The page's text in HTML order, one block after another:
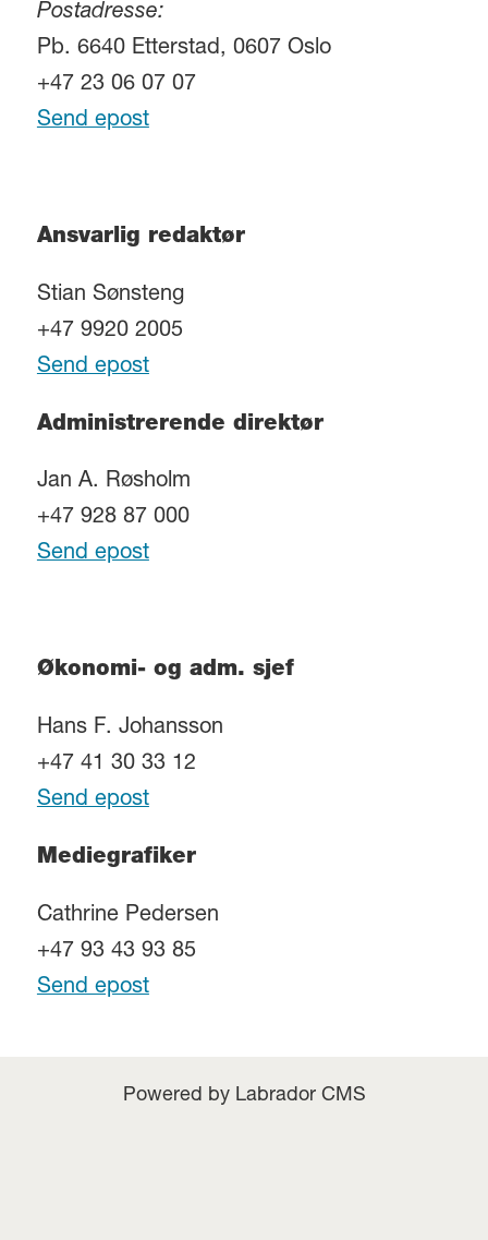
Postadresse:
Pb. 6640 Etterstad, 0607 Oslo
+47 23 06 07 07
Send epost
Ansvarlig redaktør
Stian Sønsteng
+47 9920 2005
Send epost
Administrerende direktør
Jan A. Røsholm
+47 928 87 000
Send epost
Økonomi- og adm. sjef
Hans F. Johansson
+47 41 30 33 12
Send epost
Mediegrafiker
Cathrine Pedersen
+47 93 43 93 85
Send epost
Powered by Labrador CMS